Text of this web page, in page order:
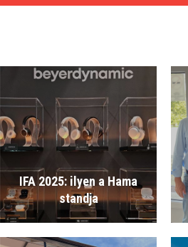
IFA 2025: ilyen a Hama
standja